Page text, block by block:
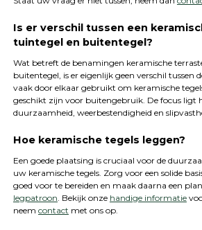
Is er verschil tussen een
tuintegel en buitentegel?
Wat betreft de benamingen keramische
buitentegel, is er eigenlijk geen verschil tussen
vaak door elkaar gebruikt om keramische
geschikt zijn voor buitengebruik. De focus ligt
duurzaamheid, weerbestendigheid en
Hoe keramische tegels leggen?
Een goede plaatsing is cruciaal voor de
uw keramische tegels. Zorg voor een solide
goed voor te bereiden en maak daarna een
legpatroon. Bekijk onze handige informatie
neem contact met ons op.